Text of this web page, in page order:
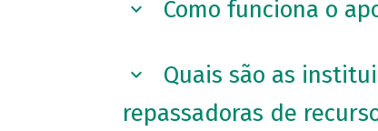
Como funciona o
Quais são as
repassadoras de